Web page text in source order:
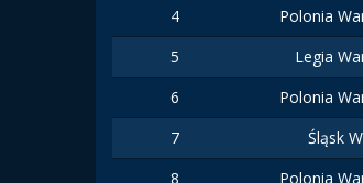
4 Polonia
5 Legia
6 Polonia
7 Śląsk
8 Polonia